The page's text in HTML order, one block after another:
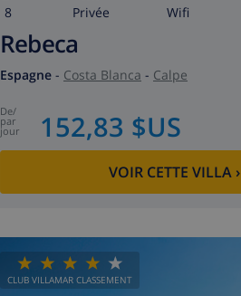
8 privée wifi
Rebeca
Espagne - Costa Blanca - Calpe
de/
par
jour 152,83 $US
VOIR CETTE VILLA›
CLUB VILLAMAR CLASSEMENT